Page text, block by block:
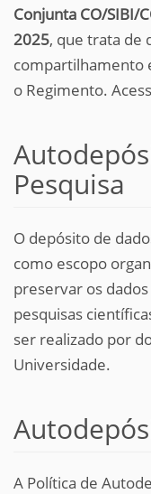
Conjunta CO/SIBI/
2025, que trata de
compartilhamento
o Regimento.
Pesquisa
O depósito de
como escopo
preservar os
pesquisas
ser realizado por
Universidade.
A Política de